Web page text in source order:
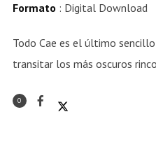
Formato : Digital Download
Todo Cae es el último
transitar los más oscuros
0